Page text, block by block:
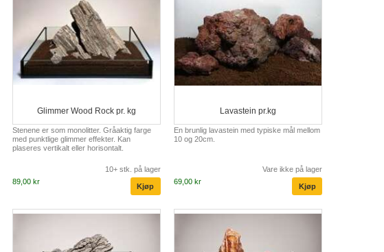
Glimmer Wood Rock pr. kg
Stenene er som monolitter. Gråaktig farge
med punktlige glimmer effekter. Kan
plaseres vertikalt eller horisontalt.
10+ stk. på lager
89,00 kr
Lavastein pr.kg
En brunlig lavastein med typiske mål mellom
10 og 20cm.
Vare ikke på lager
69,00 kr